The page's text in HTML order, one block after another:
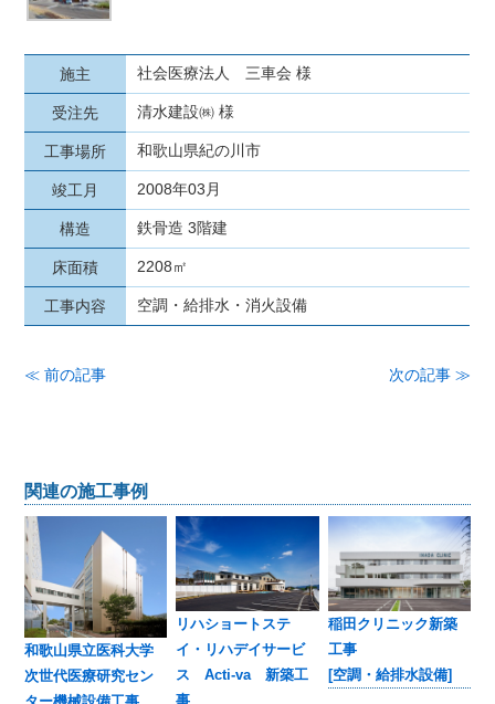
施主 社会医療法人 三車会 様
受注先 清水建設㈱ 様
工事場所 和歌山県紀の川市
竣工月 2008年03月
構造 鉄骨造 3階建
床面積 2208㎡
工事内容 空調・給排水・消火設備
≪ 前の記事 次の記事 ≫
関連の施工事例
和歌山県立医科大学
次世代医療研究セン
リハショートステ
イ・リハデイサービ
ス Acti-va 新築工
事
稲田クリニック新築
工事
[空調・給排水設備]